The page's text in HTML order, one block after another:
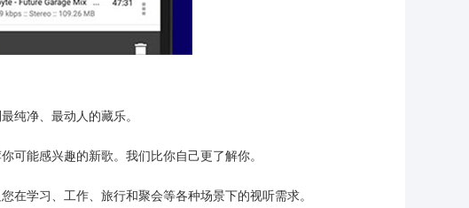
纯净、最动人的藏乐。
可能感兴趣的新歌。我们比你自己更了解你。
在学习、工作、旅行和聚会等各种场景下的视听需求。